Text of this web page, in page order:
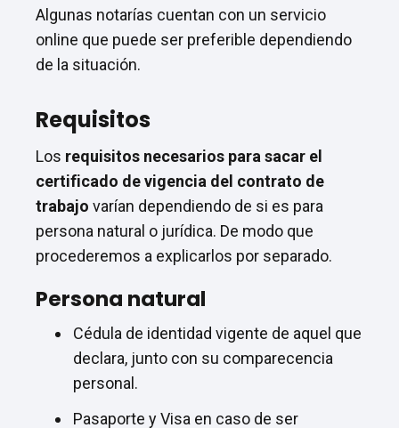
Algunas notarías cuentan con un servicio
online que puede ser preferible dependiendo
de la situación.
Requisitos
Los requisitos necesarios para sacar el
certificado de vigencia del contrato de
trabajo varían dependiendo de si es para
persona natural o jurídica. De modo que
procederemos a explicarlos por separado.
Persona natural
Cédula de identidad vigente de aquel que
declara, junto con su comparecencia
personal.
Pasaporte y Visa en caso de ser